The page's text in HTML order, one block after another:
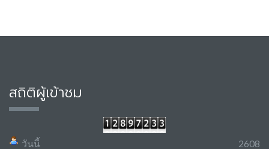
สถิติผู้เข้าชม
วันนี้
2608